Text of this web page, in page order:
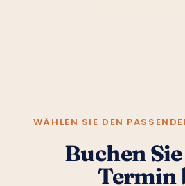
WÄHLEN SIE DEN
Buchen
Termin